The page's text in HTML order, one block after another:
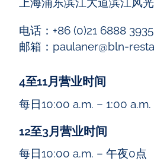
电话：+86 (0)21 6888 3935
邮箱：paulaner@bln-
4至11月营业时间
每日10:00 a.m. – 1:00 a.m.
12至3月营业时间
每日10:00 a.m. – 午夜0点